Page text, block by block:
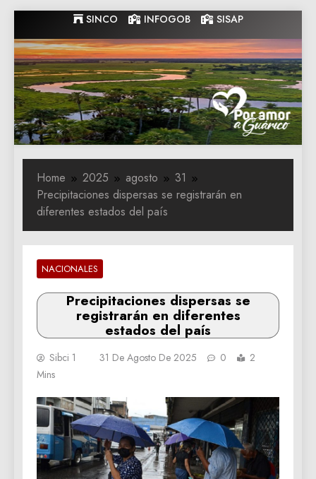
to
content
SINCO INFOGOB SISAP
Gobernacion
de Guarico
Gobernacion de Guarico
Home 2025 agosto
31
Precipitaciones dispersas se registrarán en
diferentes estados del país
NACIONALES
Precipitaciones dispersas se
registrarán en diferentes
estados del país
Sibci 1 31 De Agosto De 2025 0
2
Mins